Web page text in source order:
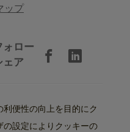
ップ
ロー
ア
便性の向上を目的にク
設定によりクッキーの